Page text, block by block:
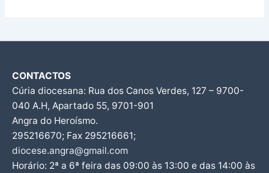
CONTACTOS
Cúria diocesana: Rua dos Canos Verdes, 127 – 9700-
040 A.H, Apartado 55, 9701-901
Angra do Heroísmo.
295216670; Fax 295216661;
diocese.angra@gmail.com
Horário: 2ª a 6ª feira das 09:00 às 13:00 e das 14:00 às